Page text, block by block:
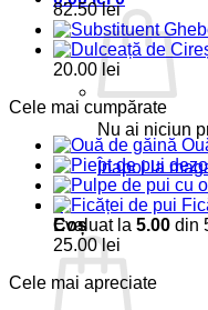
Nu ai niciun
Înapoi la
0
Coș
82.50lei
20.00 lei
Cele mai cumpărate
Evaluat la 5.00 din
25.00 lei
Cele mai apreciate